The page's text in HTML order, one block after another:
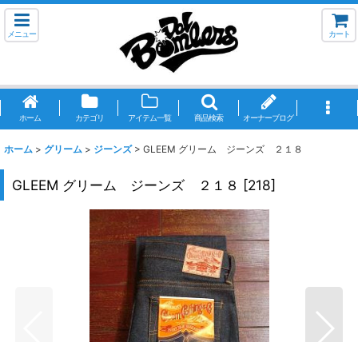
メニュー カート
ホーム カテゴリ アイテム一覧 商品検索 オーナーブログ
ホーム > グリーム > ジーンズ > GLEEM グリーム ジーンズ ２１８
GLEEM グリーム ジーンズ ２１８ [218]